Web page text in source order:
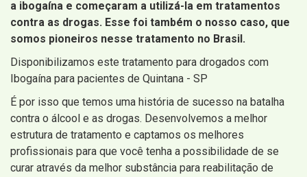
a ibogaína e começaram a utilizá-la em tratamentos
contra as drogas. Esse foi também o nosso caso, que
somos pioneiros nesse tratamento no Brasil.
Disponibilizamos este tratamento para drogados com
Ibogaína para pacientes de Quintana - SP
É por isso que temos uma história de sucesso na batalha
contra o álcool e as drogas. Desenvolvemos a melhor
estrutura de tratamento e captamos os melhores
profissionais para que você tenha a possibilidade de se
curar através da melhor substância para reabilitação de